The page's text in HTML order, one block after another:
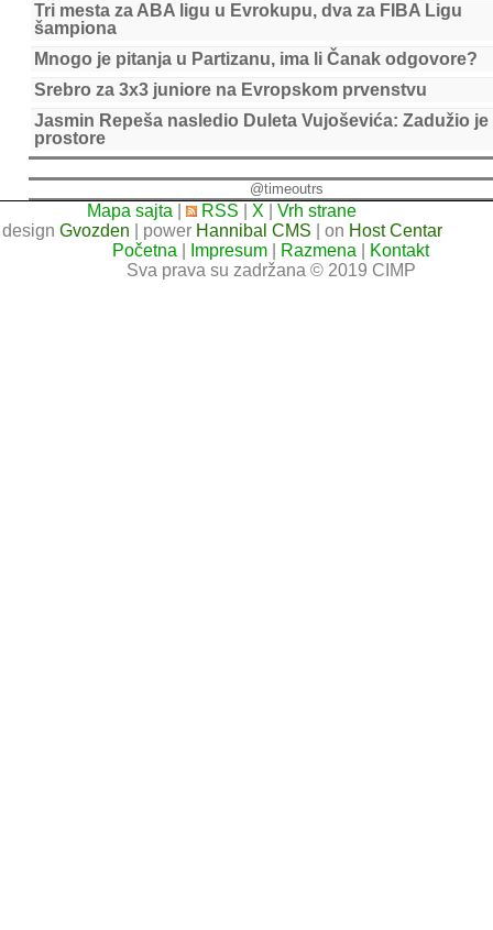
Tri mesta za ABA ligu u Evrokupu, dva za FIBA Ligu
šampiona
Mnogo je pitanja u Partizanu, ima li Čanak odgovore?
Srebro za 3x3 juniore na Evropskom prvenstvu
Jasmin Repeša nasledio Duleta Vujoševića: Zadužio je
prostore
@timeoutrs
Mapa sajta | RSS X |Vrh strane
design Gvozden | power Hannibal CMS | on Host Centar
Početna
Impresum Razmena
Kontakt
Sva prava su zadržana © 2019 CIMP